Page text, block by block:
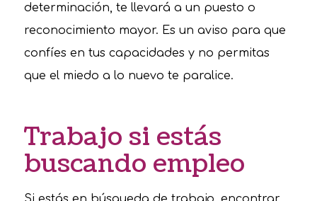
determinación, te llevará a un puesto o
reconocimiento mayor. Es un aviso para que
confíes en tus capacidades y no permitas
que el miedo a lo nuevo te paralice.
Trabajo si estás
buscando empleo